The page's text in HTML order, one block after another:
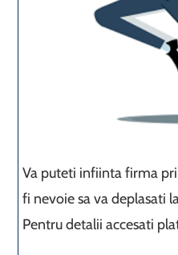
Va puteti infiinta firma
fi nevoie sa va deplasati
Pentru detalii accesati